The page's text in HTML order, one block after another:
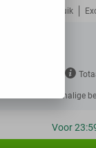
tegen misbruik
Eenmalige
Voor